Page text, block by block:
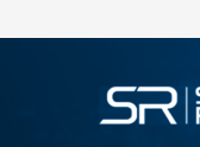
Големина